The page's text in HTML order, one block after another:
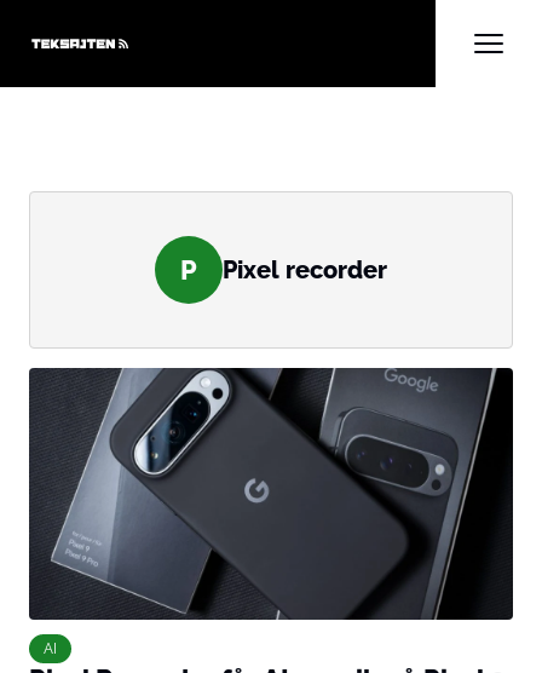
P Pixel recorder
AI